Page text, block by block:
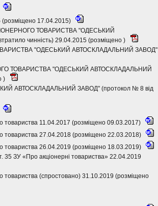
(розміщено 17.04.2015)
ТОВАРИСТВА "ОДЕСЬКИЙ
чинність) 29.04.2015 (розміщено )
"ОДЕСЬКИЙ АВТОСКЛАДАЛЬНИЙ ЗАВОД"
ТОВАРИСТВА "ОДЕСЬКИЙ АВТОСКЛАДАЛЬНИЙ
)
АВТОСКЛАДАЛЬНИЙ ЗАВОД" (протокол № 8 від
товариства 11.04.2017 (розміщено 09.03.2017)
товариства 27.04.2018 (розміщено 22.03.2018)
товариства 26.04.2019 (розміщено 18.03.2019)
ЗУ «Про акціонерні товариства» 22.04.2019
товариства (спростовано) 31.10.2019 (розміщено